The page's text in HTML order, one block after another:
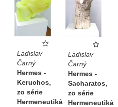
Ladislav
Čarný
Hermes -
Sacharatos,
zo série
Hermeneutiká
Ladislav
Čarný
Hermes -
Keruchos,
zo série
Hermeneutiká